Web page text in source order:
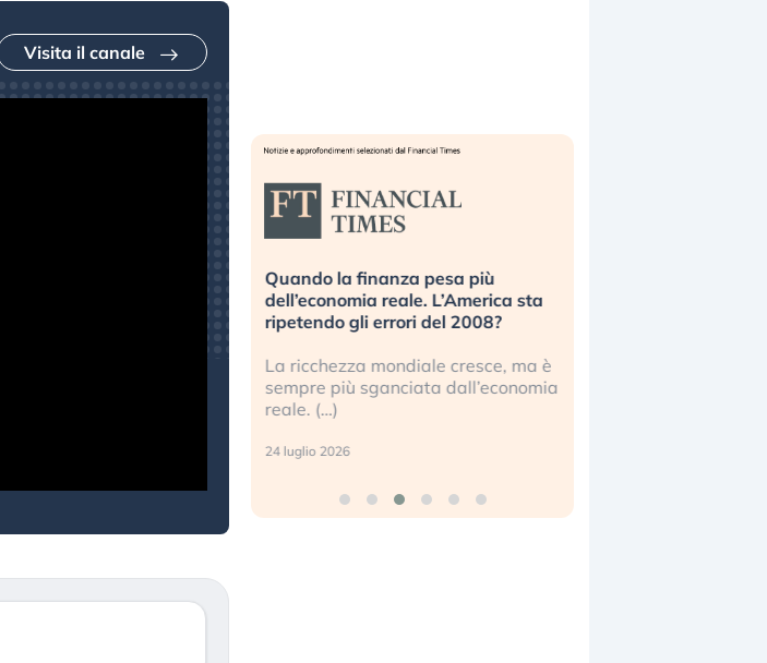
Visita il canale
Quando la finanza pesa più
dell’economia reale. L’America sta
ripetendo gli errori del 2008?
La ricchezza mondiale cresce, ma è
sempre più sganciata dall’economia
reale. (…)
24 luglio 2026